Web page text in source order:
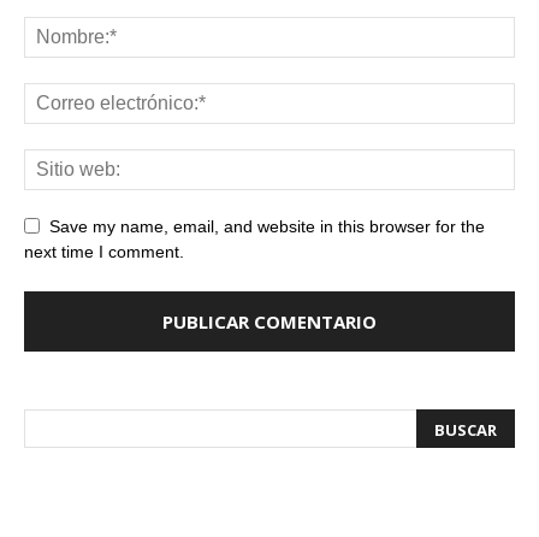
Save my name, email, and website in this browser for the
next time I comment.